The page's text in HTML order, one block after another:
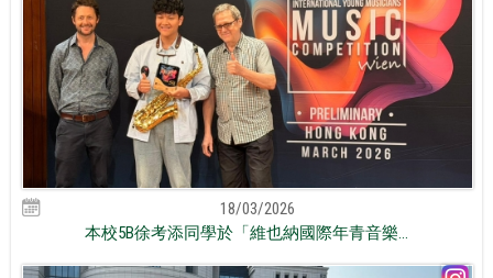
18/03/2026
本校5B徐考添同學於「維也納國際年青音樂...